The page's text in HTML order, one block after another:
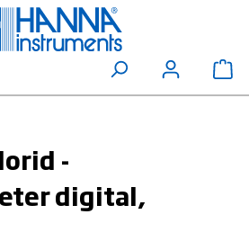
-
digital,